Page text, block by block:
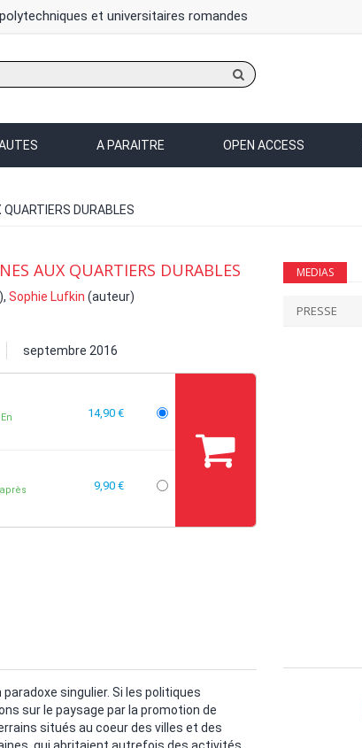
et universitaires romandes
sur
site
A PARAITRE OPEN ACCESS
QUARTIERS DURABLES
AUX QUARTIERS DURABLES
Sophie Lufkin (auteur)
septembre 2016
En
14,90 €
9,90 €
MEDIAS
PRESSE
singulier. Si les politiques
sur le paysage par la promotion de
situés au coeur des villes et des